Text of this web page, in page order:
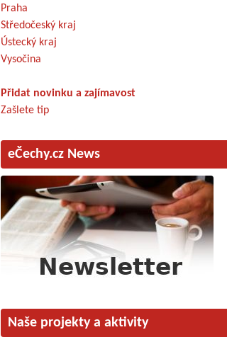
Praha
Středočeský kraj
Ústecký kraj
Vysočina
Přidat novinku a zajímavost
Zašlete tip
eČechy.cz News
Naše projekty a aktivity